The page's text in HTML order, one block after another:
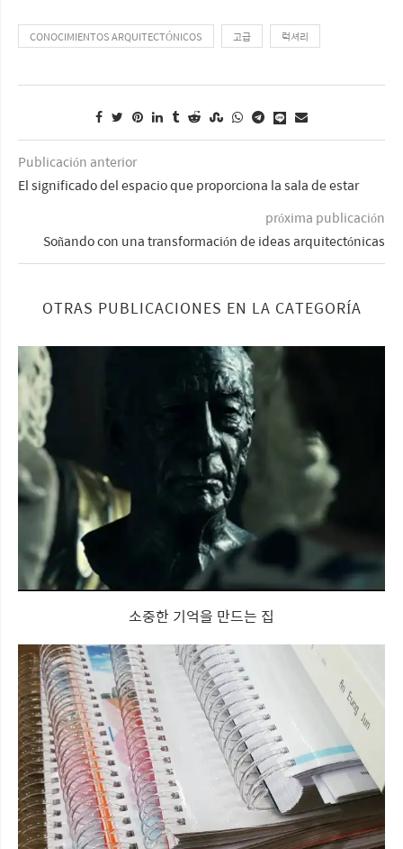
CONOCIMIENTOS ARQUITECTÓNICOS 고급 럭셔리
Publicación anterior
El significado del espacio que proporciona la sala de estar
próxima publicación
Soñando con una transformación de ideas arquitectónicas
OTRAS PUBLICACIONES EN LA CATEGORÍA
소중한 기억을 만드는 집